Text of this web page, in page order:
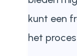
kunt een
het